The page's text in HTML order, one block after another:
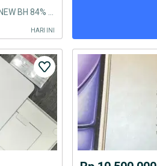
HARI INI